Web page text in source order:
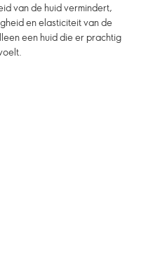
van de huid vermindert,
en elasticiteit van de
een huid die er prachtig